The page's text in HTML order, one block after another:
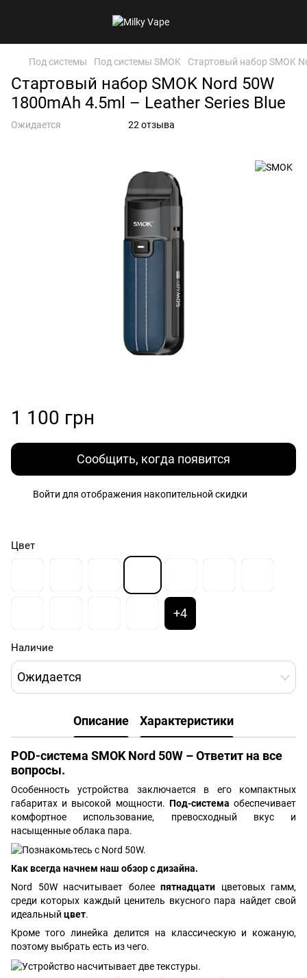
Под системы Под системы SMOK Стартовый набор SMOK
Стартовый набор SMOK Nord 50W
1800mAh 4.5ml – Leather Series Blue
Ожидается 22 отзыва
1 100 грн
Сообщить, когда появится
Войти для отображения накопительной скидки
Цвет
+4
Наличие
Ожидается
Описание Характеристики
POD-система SMOK Nord 50W – Ответит на все
вопросы.
Особенность устройства заключается в его компактных
габаритах и высокой мощности. Под-система обеспечивает
комфортное использование, превосходный вкус и
насыщенные облака пара.
Как всегда начнем наш обзор с дизайна.
Nord 50W насчитывает более пятнадцати цветовых гамм,
среди которых каждый ценитель вкусного пара найдет свой
идеальный цвет.
Кроме того линейка делится на классическую и кожаную,
поэтому выбрать есть из чего.